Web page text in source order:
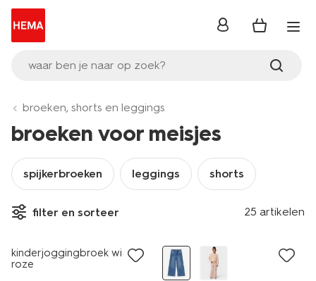
waar ben je naar op zoek?
inloggen
broeken, shorts en leggings
broeken voor meisjes
spijkerbroeken leggings shorts
filter en sorteer 25 artikelen
nieuw
kinderjoggingbroek wide fit
roze